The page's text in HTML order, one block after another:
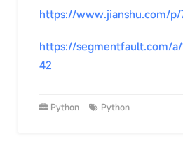
https://www.jianshu.com/
https://segmentfault.com/a/
42
Python Python